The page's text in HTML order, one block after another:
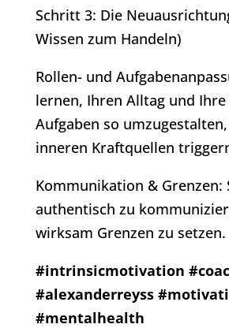
Schritt 3: Die
Wissen zum Handeln)
Rollen- und
lernen, Ihren Alltag und
Aufgaben so
inneren Kraftquellen
Kommunikation & Grenzen:
authentisch zu
wirksam Grenzen zu setzen.
#intrinsicmotivation
#alexanderreyss
#mentalhealth